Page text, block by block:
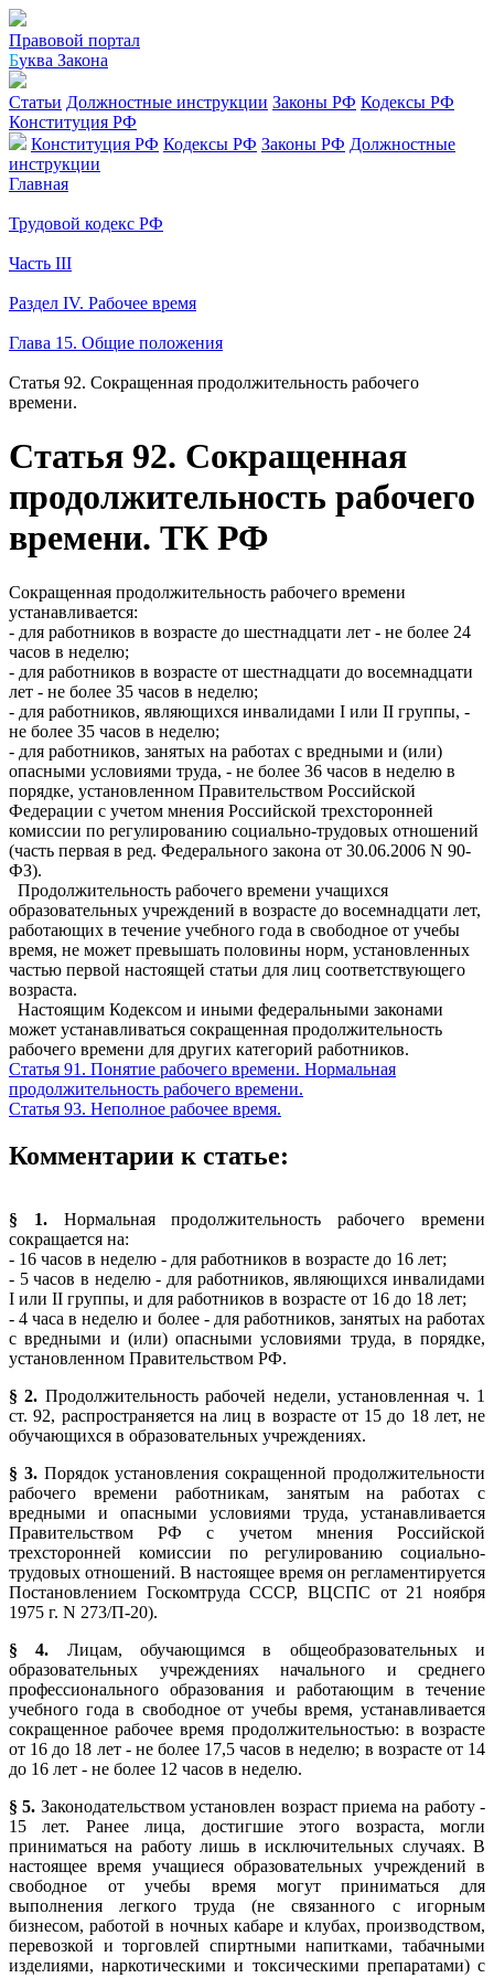
Правовой портал
Буква Закона
Статьи Должностные инструкции Законы РФ Кодексы РФ
Конституция РФ
Конституция РФ Кодексы РФ Законы РФ Должностные
инструкции
Главная
Трудовой кодекс РФ
Часть III
Раздел IV. Рабочее время
Глава 15. Общие положения
Статья 92. Сокращенная продолжительность рабочего
времени.
Статья 92. Сокращенная
продолжительность рабочего
времени. ТК РФ
Сокращенная продолжительность рабочего времени
устанавливается:
- для работников в возрасте до шестнадцати лет - не более 24
часов в неделю;
- для работников в возрасте от шестнадцати до восемнадцати
лет - не более 35 часов в неделю;
- для работников, являющихся инвалидами I или II группы, -
не более 35 часов в неделю;
- для работников, занятых на работах с вредными и (или)
опасными условиями труда, - не более 36 часов в неделю в
порядке, установленном Правительством Российской
Федерации с учетом мнения Российской трехсторонней
комиссии по регулированию социально-трудовых отношений
(часть первая в ред. Федерального закона от 30.06.2006 N 90-
ФЗ).
Продолжительность рабочего времени учащихся
образовательных учреждений в возрасте до восемнадцати лет,
работающих в течение учебного года в свободное от учебы
время, не может превышать половины норм, установленных
частью первой настоящей статьи для лиц соответствующего
возраста.
Настоящим Кодексом и иными федеральными законами
может устанавливаться сокращенная продолжительность
рабочего времени для других категорий работников.
Статья 91. Понятие рабочего времени. Нормальная
продолжительность рабочего времени.
Статья 93. Неполное рабочее время.
Комментарии к статье:
§ 1. Нормальная продолжительность рабочего времени
сокращается на:
- 16 часов в неделю - для работников в возрасте до 16 лет;
- 5 часов в неделю - для работников, являющихся инвалидами
I или II группы, и для работников в возрасте от 16 до 18 лет;
- 4 часа в неделю и более - для работников, занятых на работах
с вредными и (или) опасными условиями труда, в порядке,
установленном Правительством РФ.
§ 2. Продолжительность рабочей недели, установленная ч. 1
ст. 92, распространяется на лиц в возрасте от 15 до 18 лет, не
обучающихся в образовательных учреждениях.
§ 3. Порядок установления сокращенной продолжительности
рабочего времени работникам, занятым на работах с
вредными и опасными условиями труда, устанавливается
Правительством РФ с учетом мнения Российской
трехсторонней комиссии по регулированию социально-
трудовых отношений. В настоящее время он регламентируется
Постановлением Госкомтруда СССР, ВЦСПС от 21 ноября
1975 г. N 273/П-20).
§ 4. Лицам, обучающимся в общеобразовательных и
образовательных учреждениях начального и среднего
профессионального образования и работающим в течение
учебного года в свободное от учебы время, устанавливается
сокращенное рабочее время продолжительностью: в возрасте
от 16 до 18 лет - не более 17,5 часов в неделю; в возрасте от 14
до 16 лет - не более 12 часов в неделю.
§ 5. Законодательством установлен возраст приема на работу -
15 лет. Ранее лица, достигшие этого возраста, могли
приниматься на работу лишь в исключительных случаях. В
настоящее время учащиеся образовательных учреждений в
свободное от учебы время могут приниматься для
выполнения легкого труда (не связанного с игорным
бизнесом, работой в ночных кабаре и клубах, производством,
перевозкой и торговлей спиртными напитками, табачными
изделиями, наркотическими и токсическими препаратами) с